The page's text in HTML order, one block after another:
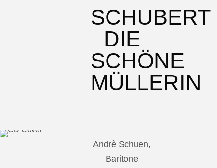
SCHUBERT
DIE
SCHÖNE
MÜLLERIN
Andrè Schuen,
Baritone